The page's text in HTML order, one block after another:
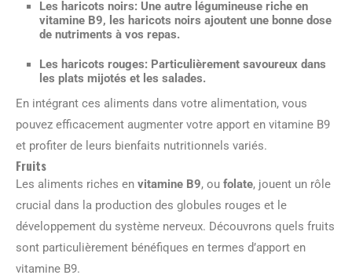
Les haricots noirs: Une autre légumineuse riche en
vitamine B9, les haricots noirs ajoutent une bonne dose
de nutriments à vos repas.
Les haricots rouges: Particulièrement savoureux dans
les plats mijotés et les salades.
En intégrant ces aliments dans votre alimentation, vous
pouvez efficacement augmenter votre apport en vitamine B9
et profiter de leurs bienfaits nutritionnels variés.
Fruits
Les aliments riches en vitamine B9, ou folate, jouent un rôle
crucial dans la production des globules rouges et le
développement du système nerveux. Découvrons quels fruits
sont particulièrement bénéfiques en termes d’apport en
vitamine B9.